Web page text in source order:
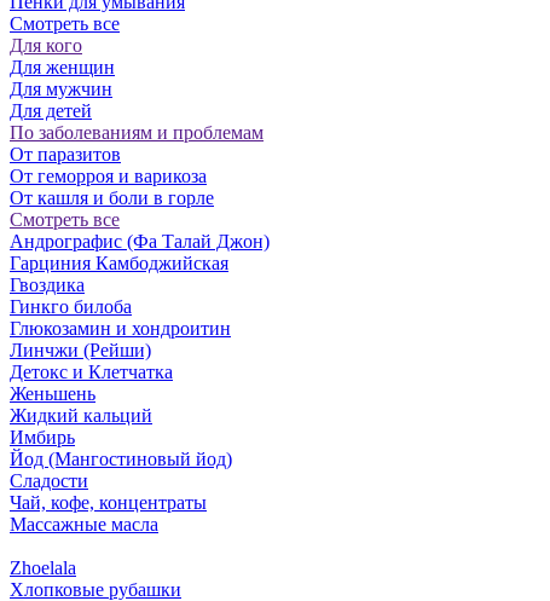
Смотреть все
Для кого
Для женщин
Для мужчин
Для детей
По заболеваниям и проблемам
От паразитов
Oт геморроя и варикоза
От кашля и боли в горле
Смотреть все
Андрографис (Фа Талай Джон)
Гарциния Камбоджийская
Гвоздика
Гинкго билоба
Глюкозамин и хондроитин
Линчжи (Рейши)
Детокс и Клетчатка
Женьшень
Жидкий кальций
Имбирь
Йод (Мангостиновый йод)
Сладости
Чай, кофе, концентраты
Массажные масла
Zhoelala
Хлопковые рубашки